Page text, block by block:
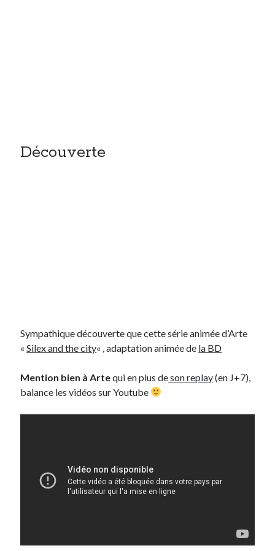
Découverte
Sympathique découverte que cette série animée d’Arte
«Silex and the city« , adaptation animée de la BD
Mention bien à Artequi en plus deson replay(en J+7),
balance les vidéos sur Youtube